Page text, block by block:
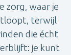
zorg, waar je
terwijl
die écht
je kunt